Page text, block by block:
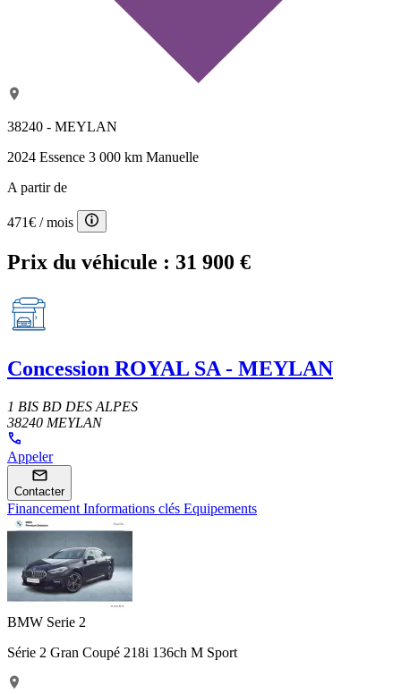
38240 - MEYLAN
2024 Essence 3 000 km Manuelle
A partir de
471€ / mois
Prix du véhicule : 31 900 €
Concession ROYAL SA - MEYLAN
1 BIS BD DES ALPES
38240 MEYLAN
Appeler
Contacter
Financement Informations clés Equipements
BMW Serie 2
Série 2 Gran Coupé 218i 136ch M Sport